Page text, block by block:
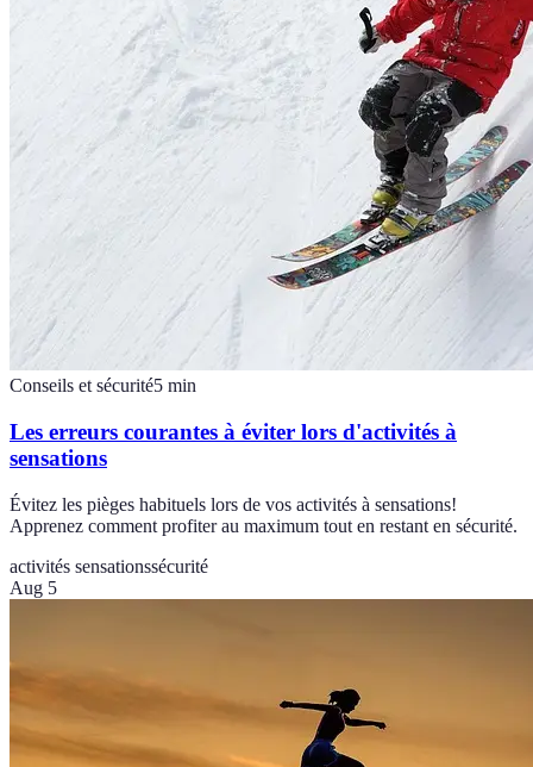
Conseils et sécurité5 min
Les erreurs courantes à éviter lors d'activités à
sensations
Évitez les pièges habituels lors de vos activités à sensations!
Apprenez comment profiter au maximum tout en restant en sécurité.
activités sensationssécurité
Aug 5